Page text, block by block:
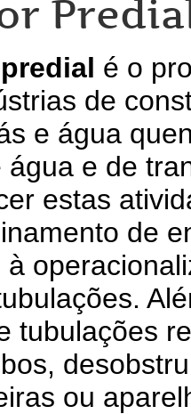
é o
de
e água
água e de
estas
de
tubulações
ou